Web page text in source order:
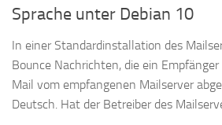
Sprache unter Debian 10
In einer Standardinstallation des
Bounce Nachrichten, die ein
Mail vom empfangenen Mailserver
Deutsch. Hat der Betreiber des